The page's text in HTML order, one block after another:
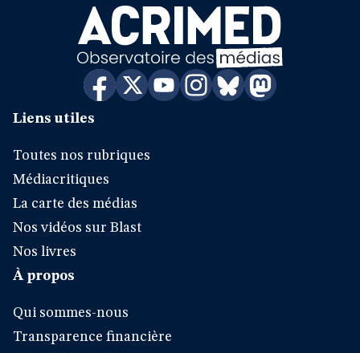
Liens utiles
Toutes nos rubriques
Médiacritiques
La carte des médias
Nos vidéos sur Blast
Nos livres
À propos
Qui sommes-nous
Transparence financière